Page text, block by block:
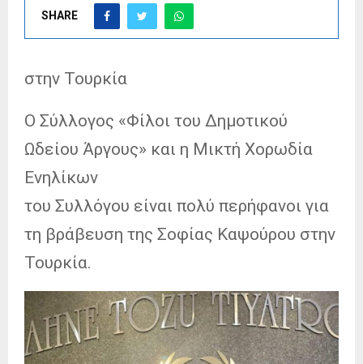
SHARE
στην Τουρκία
Ο Σύλλογος «Φίλοι του Δημοτικού
Ωδείου Άργους» και η Μικτή Χορωδία
Ενηλίκων
του Συλλόγου είναι πολύ περήφανοι για
τη βράβευση της Σοφίας Καψούρου στην
Τουρκία.